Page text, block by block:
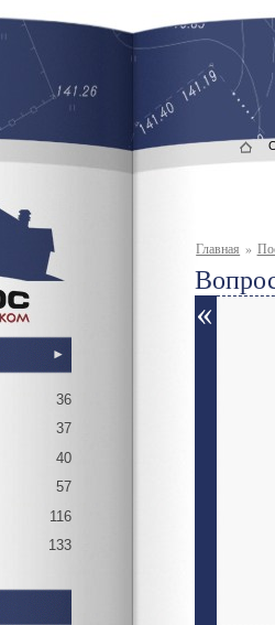
36
37
40
57
116
133
Главная »